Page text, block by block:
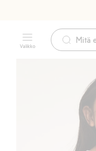
Valikko